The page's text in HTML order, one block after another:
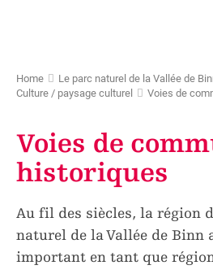
Home
Le parc naturel de la Vallée de
Culture / paysage culturel
Voies de
Voies de
historiques
Au fil des siècles, la région
naturel de la Vallée de Binn
important en tant que